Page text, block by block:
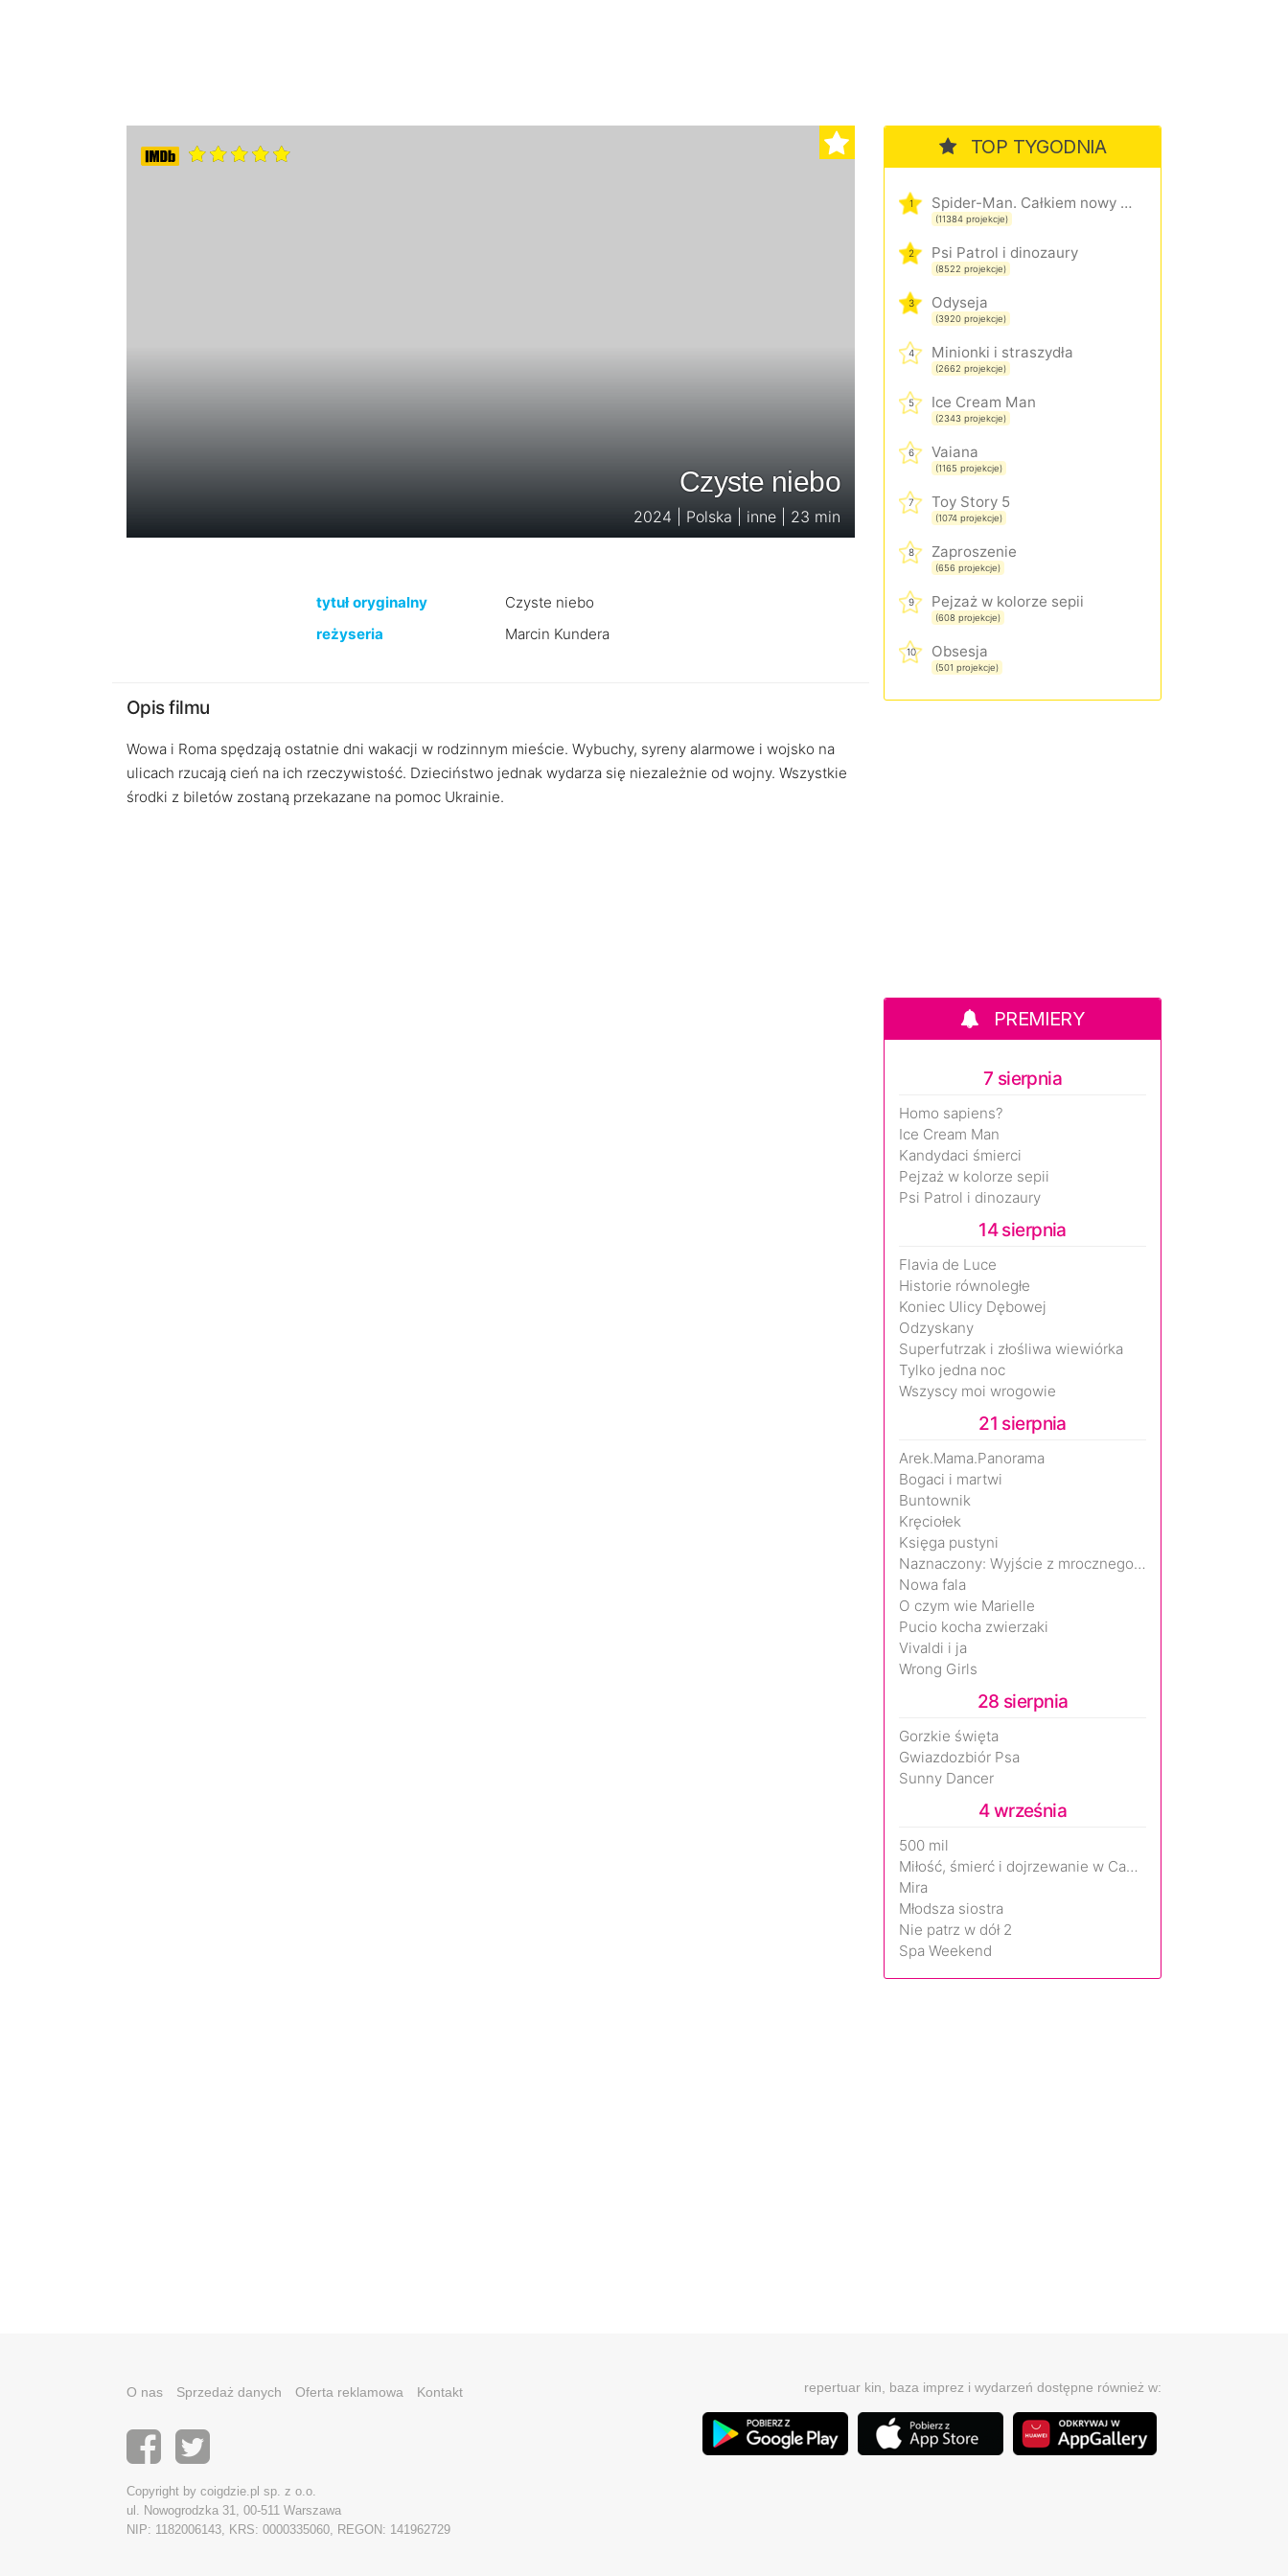
Czyste niebo
2024 | Polska | inne | 23 min
tytuł oryginalny
Czyste niebo
reżyseria
Marcin Kundera
Opis filmu
Wowa i Roma spędzają ostatnie dni wakacji w rodzinnym mieście. Wybuchy, syreny alarmowe i wojsko na
ulicach rzucają cień na ich rzeczywistość. Dzieciństwo jednak wydarza się niezależnie od wojny. Wszystkie
środki z biletów zostaną przekazane na pomoc Ukrainie.
TOP TYGODNIA
1 Spider-Man. Całkiem nowy dzień
(11384 projekcje)
2 Psi Patrol i dinozaury
(8522 projekcje)
3 Odyseja
(3920 projekcje)
4 Minionki i straszydła
(2662 projekcje)
5 Ice Cream Man
(2343 projekcje)
6 Vaiana
(1165 projekcje)
7 Toy Story 5
(1074 projekcje)
8 Zaproszenie
(656 projekcje)
9 Pejzaż w kolorze sepii
(608 projekcje)
10 Obsesja
(501 projekcje)
PREMIERY
7 sierpnia
Homo sapiens?
Ice Cream Man
Kandydaci śmierci
Pejzaż w kolorze sepii
Psi Patrol i dinozaury
14 sierpnia
Flavia de Luce
Historie równoległe
Koniec Ulicy Dębowej
Odzyskany
Superfutrzak i złośliwa wiewiórka
Tylko jedna noc
Wszyscy moi wrogowie
21 sierpnia
Arek.Mama.Panorama
Bogaci i martwi
Buntownik
Kręciołek
Księga pustyni
Naznaczony: Wyjście z mrocznego wymiaru
Nowa fala
O czym wie Marielle
Pucio kocha zwierzaki
Vivaldi i ja
Wrong Girls
28 sierpnia
Gorzkie święta
Gwiazdozbiór Psa
Sunny Dancer
4 września
500 mil
Miłość, śmierć i dojrzewanie w Camp Miasma
Mira
Młodsza siostra
Nie patrz w dół 2
Spa Weekend
O nas Sprzedaż danych Oferta reklamowa Kontakt
Copyright by coigdzie.pl sp. z o.o.
ul. Nowogrodzka 31, 00-511 Warszawa
NIP: 1182006143, KRS: 0000335060, REGON: 141962729
repertuar kin, baza imprez i wydarzeń dostępne również w: